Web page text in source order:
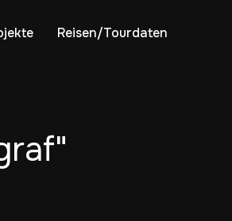
Reisen/Tourdaten